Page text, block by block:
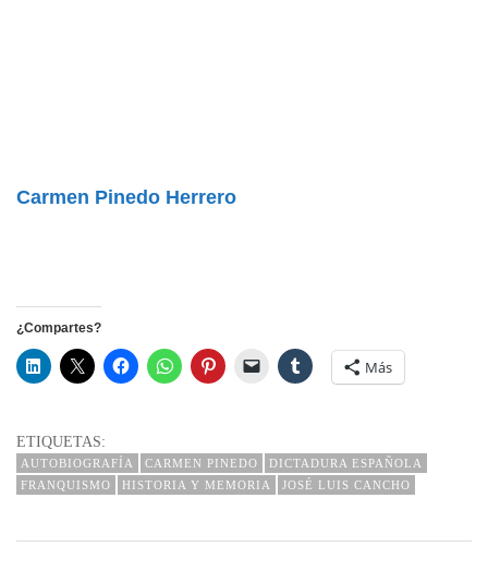
Carmen Pinedo Herrero
¿Compartes?
Más
ETIQUETAS:
AUTOBIOGRAFÍA CARMEN PINEDO
DICTADURA ESPAÑOLA
FRANQUISMO
HISTORIA Y MEMORIA JOSÉ LUIS CANCHO